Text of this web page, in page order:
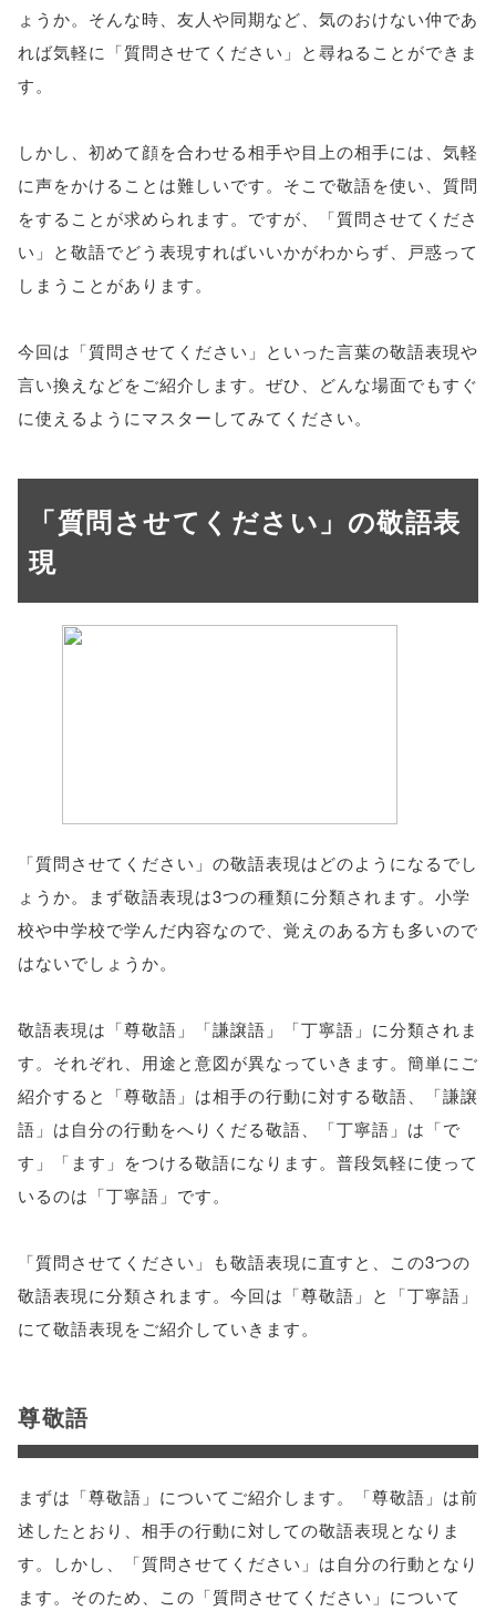
ょうか。そんな時、友人や同期など、気のおけない仲であ
れば気軽に「質問させてください」と尋ねることができま
す。
しかし、初めて顔を合わせる相手や目上の相手には、気軽
に声をかけることは難しいです。そこで敬語を使い、質問
をすることが求められます。ですが、「質問させてくださ
い」と敬語でどう表現すればいいかがわからず、戸惑って
しまうことがあります。
今回は「質問させてください」といった言葉の敬語表現や
言い換えなどをご紹介します。ぜひ、どんな場面でもすぐ
に使えるようにマスターしてみてください。
「質問させてください」の敬語表
現
「質問させてください」の敬語表現はどのようになるでし
ょうか。まず敬語表現は3つの種類に分類されます。小学
校や中学校で学んだ内容なので、覚えのある方も多いので
はないでしょうか。
敬語表現は「尊敬語」「謙譲語」「丁寧語」に分類されま
す。それぞれ、用途と意図が異なっていきます。簡単にご
紹介すると「尊敬語」は相手の行動に対する敬語、「謙譲
語」は自分の行動をへりくだる敬語、「丁寧語」は「で
す」「ます」をつける敬語になります。普段気軽に使って
いるのは「丁寧語」です。
「質問させてください」も敬語表現に直すと、この3つの
敬語表現に分類されます。今回は「尊敬語」と「丁寧語」
にて敬語表現をご紹介していきます。
尊敬語
まずは「尊敬語」についてご紹介します。「尊敬語」は前
述したとおり、相手の行動に対しての敬語表現となりま
す。しかし、「質問させてください」は自分の行動となり
ます。そのため、この「質問させてください」について